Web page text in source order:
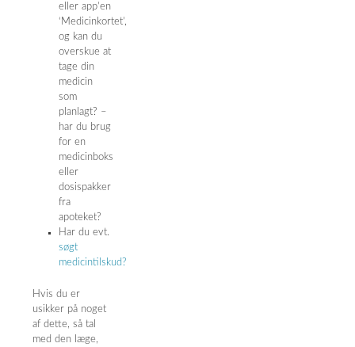
eller app’en
‘Medicinkortet’,
og kan du
overskue at
tage din
medicin
som
planlagt? –
har du brug
for en
medicinboks
eller
dosispakker
fra
apoteket?
Har du evt.
søgt
medicintilskud?
Hvis du er
usikker på noget
af dette, så tal
med den læge,